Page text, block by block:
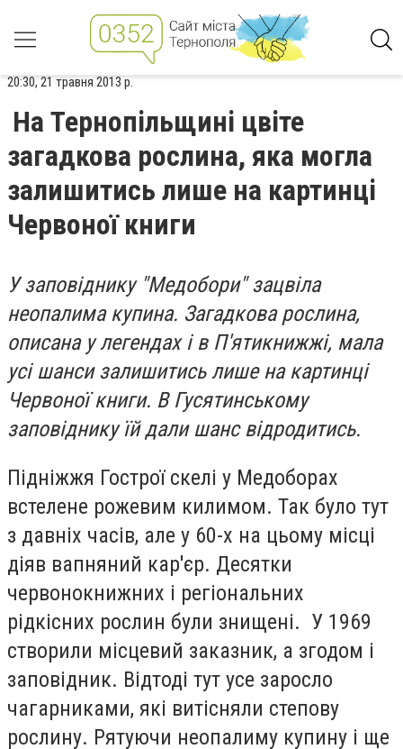
20:30, 21 травня 2013 р.
На Тернопільщині цвіте
загадкова рослина, яка могла
залишитись лише на картинці
Червоної книги
У заповіднику "Медобори" зацвіла
неопалима купина. Загадкова рослина,
описана у легендах і в П'ятикнижжі, мала
усі шанси залишитись лише на картинці
Червоної книги. В Гусятинському
заповіднику їй дали шанс відродитись.
Підніжжя Гострої скелі у Медоборах
встелене рожевим килимом. Так було тут
з давніх часів, але у 60-х на цьому місці
діяв вапняний кар'єр. Десятки
червонокнижних і регіональних
рідкісних рослин були знищені. У 1969
створили місцевий заказник, а згодом і
заповідник. Відтоді тут усе заросло
чагарниками, які витісняли степову
рослину. Рятуючи неопалиму купину і ще